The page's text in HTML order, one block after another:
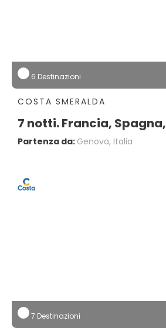
6 Destinazioni
COSTA SMERALDA
7 notti. Francia,
Partenza da: Genova, Italia
7 Destinazioni